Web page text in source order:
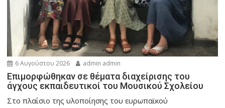
6 Αυγούστου 2026 admin admin
Eπιμορφώθηκαν σε θέματα διαχείρισης του
άγχους εκπαιδευτικοί του Μουσικού Σχολείου
Στο πλαίσιο της υλοποίησης του ευρωπαϊκού